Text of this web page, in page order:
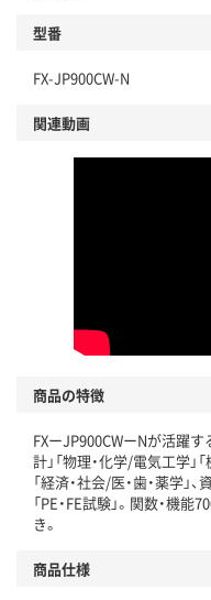
型番
FX-JP900CW-N
関連動画
商品の特徴
FXーJP900CWーNが活躍
計」「物理・化学/電気工学」
「経済・社会/医・歯・薬学」
「PE・FE試験」。関数・機
き。
商品仕様